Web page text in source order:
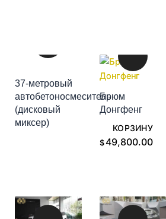
37-метровый
автобетоносмеситель
(дисковый
миксер)
ДОБАВИТЬ В
КОРЗИНУ
Брюм
Донгфенг
$49,800.00
ДОБАВИТЬ В
КОРЗИНУ